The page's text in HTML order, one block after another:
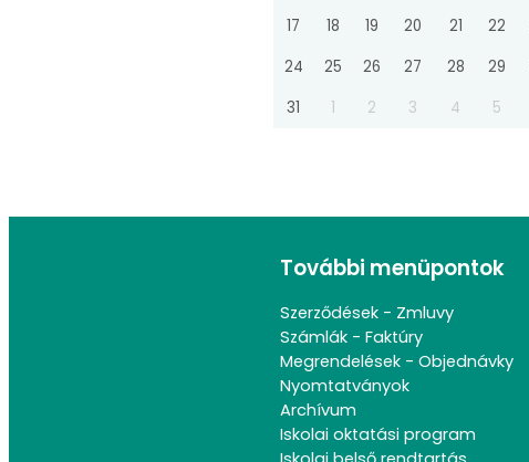
17
18 19 20 21 22
24
25 26 27 28 29
31
1 2 3 4 5
További menüpontok
Szerződések - Zmluvy
Számlák - Faktúry
Megrendelések - Objednávky
Nyomtatványok
Archívum
Iskolai oktatási program